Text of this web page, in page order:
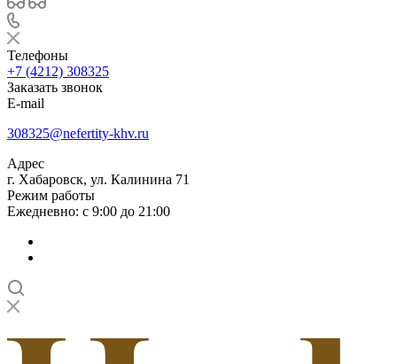
Телефоны
+7 (4212) 308325
Заказать звонок
E-mail
308325@nefertity-khv.ru
Адрес
г. Хабаровск, ул. Калинина 71
Режим работы
Ежедневно: с 9:00 до 21:00